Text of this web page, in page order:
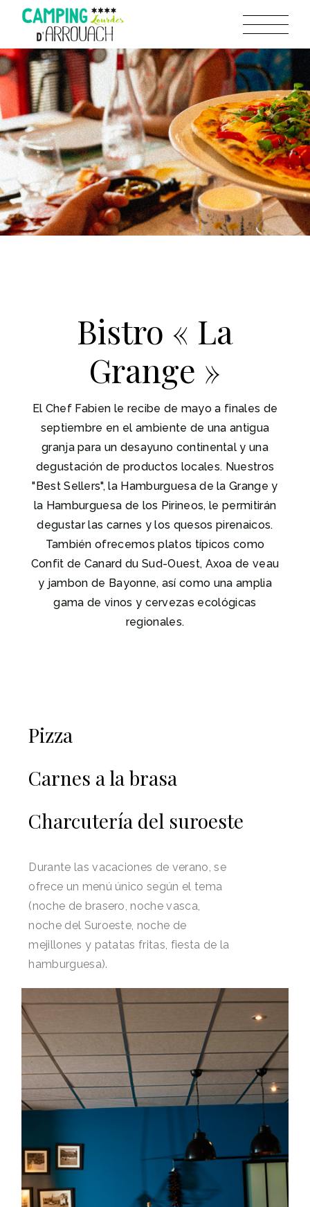
Bistro « La
Grange »
El Chef Fabien le recibe de mayo a finales de
septiembre en el ambiente de una antigua
granja para un desayuno continental y una
degustación de productos locales. Nuestros
"Best Sellers", la Hamburguesa de la Grange y
la Hamburguesa de los Pirineos, le permitirán
degustar las carnes y los quesos pirenaicos.
También ofrecemos platos típicos como
Confit de Canard du Sud-Ouest, Axoa de veau
y jambon de Bayonne, así como una amplia
gama de vinos y cervezas ecológicas
regionales.
Pizza
Carnes a la brasa
Charcutería del suroeste
Durante las vacaciones de verano, se
ofrece un menú único según el tema
(noche de brasero, noche vasca,
noche del Suroeste, noche de
mejillones y patatas fritas, fiesta de la
hamburguesa).